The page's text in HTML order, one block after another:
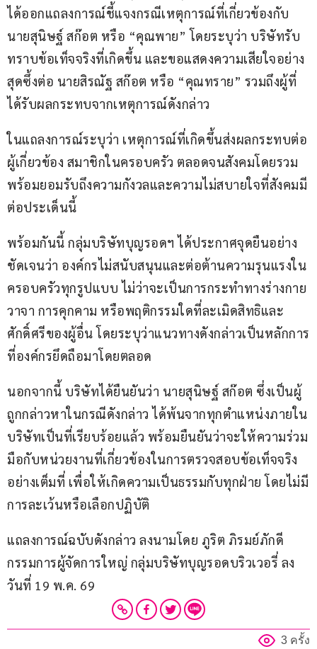
ได้ออกแถลงการณ์ชี้แจงกรณีเหตุการณ์ที่เกี่ยวข้องกับ
นายสุนิษฐ์ สก๊อต หรือ “คุณพาย” โดยระบุว่า บริษัทรับ
ทราบข้อเท็จจริงที่เกิดขึ้น และขอแสดงความเสียใจอย่าง
สุดซึ้งต่อ นายสิรณัฐ สก๊อต หรือ “คุณทราย” รวมถึงผู้ที่
ได้รับผลกระทบจากเหตุการณ์ดังกล่าว
ในแถลงการณ์ระบุว่า เหตุการณ์ที่เกิดขึ้นส่งผลกระทบต่อ
ผู้เกี่ยวข้อง สมาชิกในครอบครัว ตลอดจนสังคมโดยรวม
พร้อมยอมรับถึงความกังวลและความไม่สบายใจที่สังคมมี
ต่อประเด็นนี้
พร้อมกันนี้ กลุ่มบริษัทบุญรอดฯ ได้ประกาศจุดยืนอย่าง
ชัดเจนว่า องค์กรไม่สนับสนุนและต่อต้านความรุนแรงใน
ครอบครัวทุกรูปแบบ ไม่ว่าจะเป็นการกระทำทางร่างกาย
วาจา การคุกคาม หรือพฤติกรรมใดที่ละเมิดสิทธิและ
ศักดิ์ศรีของผู้อื่น โดยระบุว่าแนวทางดังกล่าวเป็นหลักการ
ที่องค์กรยึดถือมาโดยตลอด
นอกจากนี้ บริษัทได้ยืนยันว่า นายสุนิษฐ์ สก๊อต ซึ่งเป็นผู้
ถูกกล่าวหาในกรณีดังกล่าว ได้พ้นจากทุกตำแหน่งภายใน
บริษัทเป็นที่เรียบร้อยแล้ว พร้อมยืนยันว่าจะให้ความร่วม
มือกับหน่วยงานที่เกี่ยวข้องในการตรวจสอบข้อเท็จจริง
อย่างเต็มที่ เพื่อให้เกิดความเป็นธรรมกับทุกฝ่าย โดยไม่มี
การละเว้นหรือเลือกปฏิบัติ
แถลงการณ์ฉบับดังกล่าว ลงนามโดย ภูริต ภิรมย์ภักดี
กรรมการผู้จัดการใหญ่ กลุ่มบริษัทบุญรอดบริวเวอรี่ ลง
วันที่ 19 พ.ค. 69
3 ครั้ง